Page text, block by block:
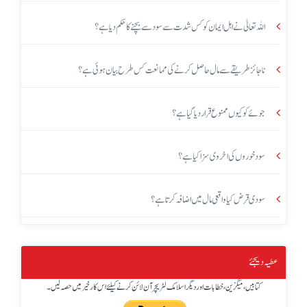
اللہ تعالیٰ نے اہل ایمان کو کس شدت سے سود سے بچنے کا حکم دیا ہے؟
ناجائز طریقے سے مال حاصل کرنے کی ممانعت کس طرح بیان ہوئی ہے؟
جوئے کو کیوں ممنوع قرار دیا گیا ہے؟
سود خوروں کی اخروی سزا کیا ہے؟
سودی قرض کیا واقعی مال میں اضافہ کرتا ہے؟
عطیہ دیجئے
کتابیں، میگزین، خطابات اور دیگر اسلامک لٹریچر آن لائن کرنے کیلئے اس کار خیر میں حصہ لیں۔